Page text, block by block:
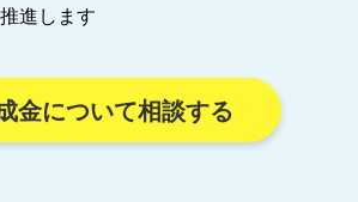
進します
金について相談する